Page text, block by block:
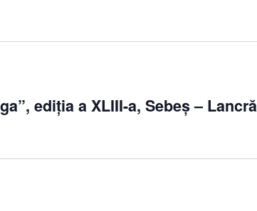
ediția a XLIII-a, Sebeş –